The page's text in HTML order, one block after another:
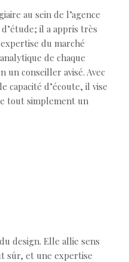
au sein de l’agence
il a appris très
du marché
de chaque
un conseiller avisé. Avec
capacité d’écoute, il vise
tout simplement un
design. Elle allie sens
sûr, et une expertise